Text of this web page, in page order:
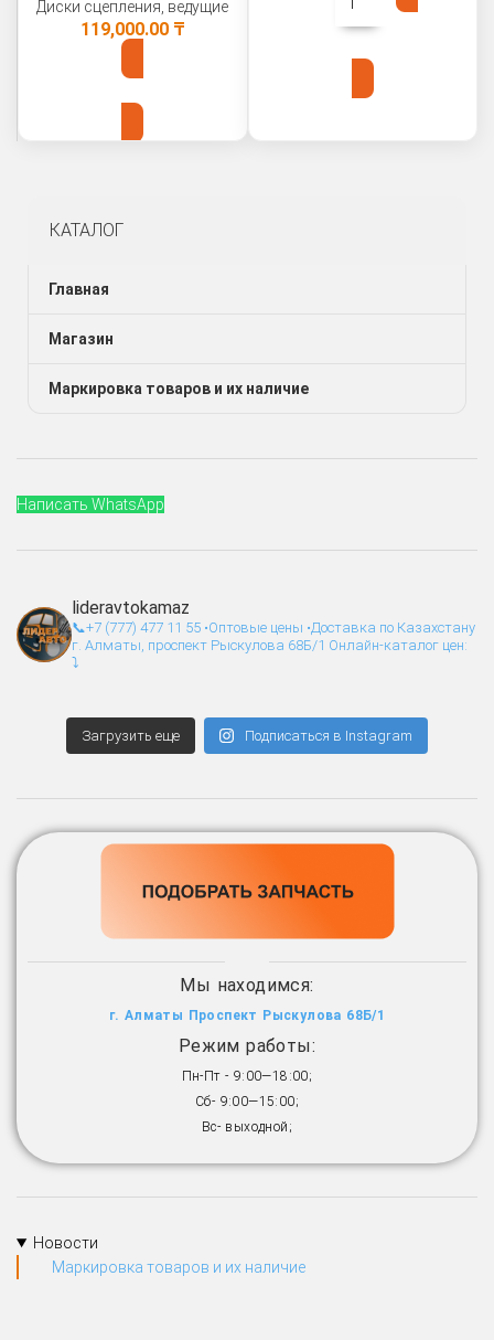
КАТАЛОГ
Главная
Магазин
Маркировка товаров и их наличие
Написать WhatsApp
lideravtokamaz
📞+7 (777) 477 11 55 •Оптовые цены •Доставка по Казахстану
г. Алматы, проспект Рыскулова 68Б/1 Онлайн-каталог цен:
⤵️
Загрузить еще Подписаться в Instagram
Мы находимся:
г. Алматы Проспект Рыскулова 68Б/1
Режим работы:
Пн-Пт - 9:00—18:00;
Сб- 9:00—15:00;
Вс- выходной;
Новости
Маркировка товаров и их наличие
Диски сцепления, ведущие
119,000.00 ₸